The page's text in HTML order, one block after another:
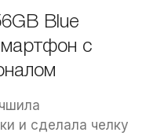
Blue
с
и сделала челку